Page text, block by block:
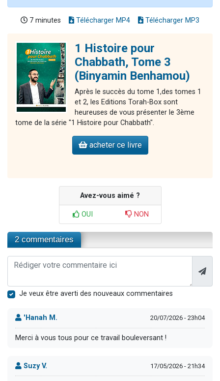
7 minutes Télécharger MP4 Télécharger MP3
1 Histoire pour
Chabbath, Tome 3
(Binyamin Benhamou)
Après le succès du tome 1,des tomes 1
et 2, les Editions Torah-Box sont
heureuses de vous présenter le 3ème
tome de la série "1 Histoire pour Chabbath".
acheter ce livre
Avez-vous aimé ?
OUI NON
2 commentaires
Je veux être averti des nouveaux commentaires
'Hanah M. 20/07/2026 - 23h04
Merci à vous tous pour ce travail bouleversant !
Suzy V. 17/05/2026 - 21h34